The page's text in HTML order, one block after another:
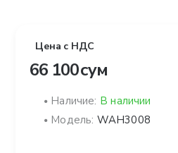
Цена с НДС
66 100 сум
Наличие: В наличии
Модель: WAH3008